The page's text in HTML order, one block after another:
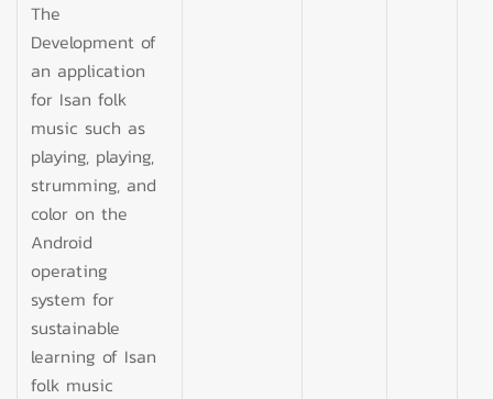
The
Development of
an application
for Isan folk
music such as
playing, playing,
strumming, and
color on the
Android
operating
system for
sustainable
learning of Isan
folk music